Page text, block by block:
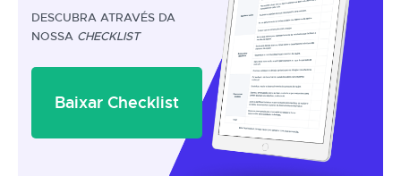
DESCUBRA ATRAVÉS DA
NOSSA CHECKLIST
Baixar Checklist